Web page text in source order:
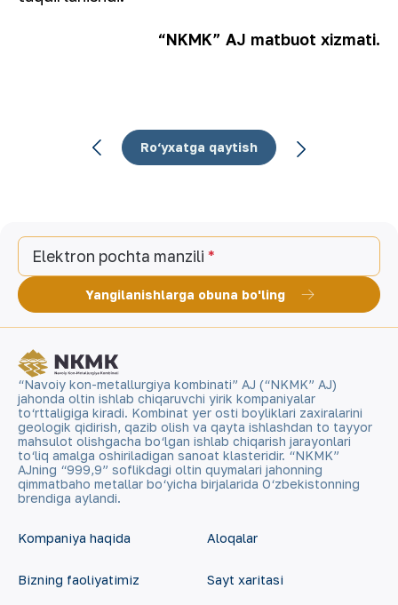
“NKMK” AJ matbuot xizmati.
Ro‘yxatga qaytish
Elektron pochta manzili
Yangilanishlarga obuna bo'ling
“Navoiy kon-metallurgiya kombinati” AJ (“NKMK” AJ)
jahonda oltin ishlab chiqaruvchi yirik kompaniyalar
to‘rttaligiga kiradi. Kombinat yer osti boyliklari zaxiralarini
geologik qidirish, qazib olish va qayta ishlashdan to tayyor
mahsulot olishgacha bo‘lgan ishlab chiqarish jarayonlari
to‘liq amalga oshiriladigan sanoat klasteridir. “NKMK”
AJning “999,9” soflikdagi oltin quymalari jahonning
qimmatbaho metallar bo‘yicha birjalarida O‘zbekistonning
brendiga aylandi.
Kompaniya haqida
Bizning faoliyatimiz
Aloqalar
Sayt xaritasi